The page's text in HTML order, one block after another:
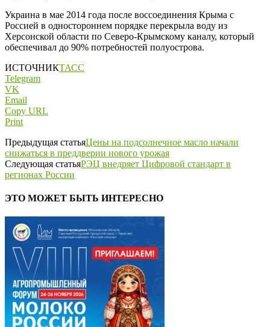
Украина в мае 2014 года после воссоединения Крыма с
Россией в одностороннем порядке перекрыла воду из
Херсонской области по Северо-Крымскому каналу, который
обеспечивал до 90% потребностей полуострова.
ИСТОЧНИКТАСС
Telegram
VK
Email
Copy URL
Print
Предыдущая статьяЦены на подсолнечное масло начали
снижаться в преддверии нового урожая
Следующая статьяРЭЦ внедряет Цифровой стандарт в
регионах России
ЭТО МОЖЕТ БЫТЬ ИНТЕРЕСНО